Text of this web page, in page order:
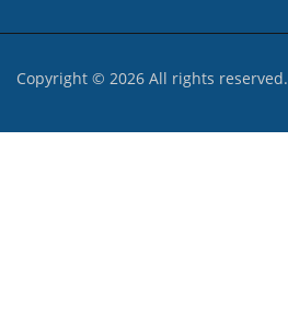
Copyright © 2026 All rights reserved.